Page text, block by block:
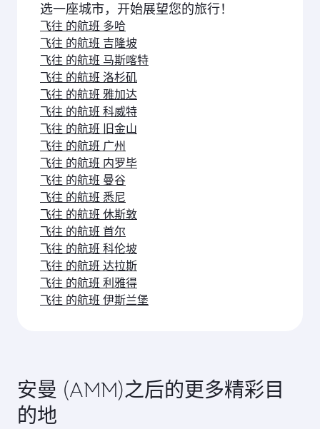
选一座城市，开始展望您的旅行！
飞往 的航班 多哈
飞往 的航班 吉隆坡
飞往 的航班 马斯喀特
飞往 的航班 洛杉矶
飞往 的航班 雅加达
飞往 的航班 科威特
飞往 的航班 旧金山
飞往 的航班 广州
飞往 的航班 内罗毕
飞往 的航班 曼谷
飞往 的航班 悉尼
飞往 的航班 休斯敦
飞往 的航班 首尔
飞往 的航班 科伦坡
飞往 的航班 达拉斯
飞往 的航班 利雅得
飞往 的航班 伊斯兰堡
安曼 (AMM)之后的更多精彩目
的地